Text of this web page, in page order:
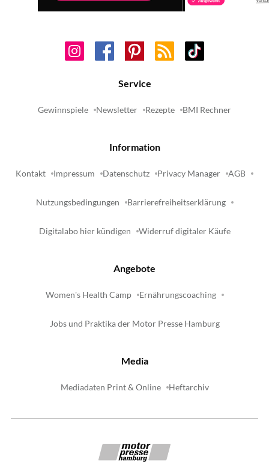
Service
Gewinnspiele Newsletter Rezepte BMI Rechner
Information
Kontakt Impressum Datenschutz Privacy Manager AGB
Nutzungsbedingungen Barrierefreiheitserklärung
Digitalabo hier kündigen Widerruf digitaler Käufe
Angebote
Women's Health Camp Ernährungscoaching
Jobs und Praktika der Motor Presse Hamburg
Media
Mediadaten Print & Online Heftarchiv